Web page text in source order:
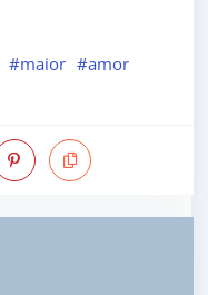
#maior #amor